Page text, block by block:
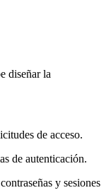
diseñar la
de acceso.
de autenticación.
y sesiones